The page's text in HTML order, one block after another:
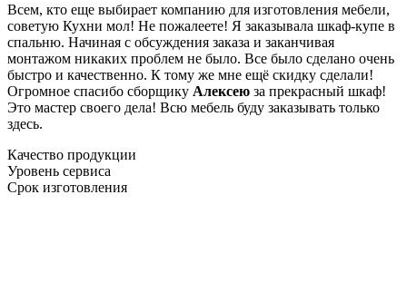
Всем, кто еще выбирает компанию для изготовления мебели,
советую Кухни мол! Не пожалеете! Я заказывала шкаф-купе в
спальню. Начиная с обсуждения заказа и заканчивая
монтажом никаких проблем не было. Все было сделано очень
быстро и качественно. К тому же мне ещё скидку сделали!
Огромное спасибо сборщику Алексею за прекрасный шкаф!
Это мастер своего дела! Всю мебель буду заказывать только
здесь.
Качество продукции
Уровень сервиса
Срок изготовления